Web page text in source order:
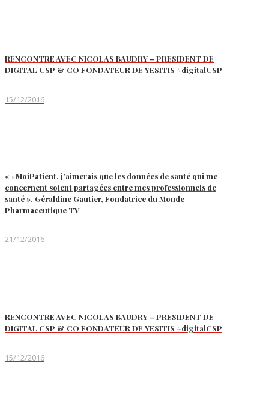
RENCONTRE AVEC NICOLAS BAUDRY – PRESIDENT DE
DIGITAL CSP & CO FONDATEUR DE YESITIS #digitalCSP
15/12/2016
« #MoiPatient, j’aimerais que les données de santé qui me
concernent soient partagées entre mes professionnels de
santé », Géraldine Gautier, Fondatrice du Monde
Pharmaceutique TV
21/12/2016
RENCONTRE AVEC NICOLAS BAUDRY – PRESIDENT DE
DIGITAL CSP & CO FONDATEUR DE YESITIS #digitalCSP
15/12/2016